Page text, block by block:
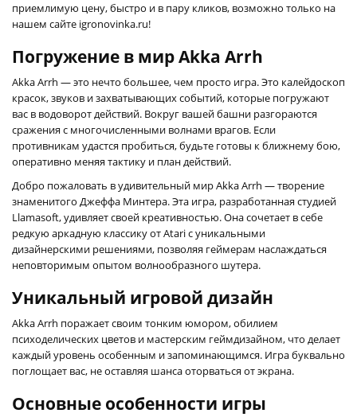
приемлимую цену, быстро и в пару кликов, возможно только на
нашем сайте igronovinka.ru!
Погружение в мир Akka Arrh
Akka Arrh — это нечто большее, чем просто игра. Это калейдоскоп
красок, звуков и захватывающих событий, которые погружают
вас в водоворот действий. Вокруг вашей башни разгораются
сражения с многочисленными волнами врагов. Если
противникам удастся пробиться, будьте готовы к ближнему бою,
оперативно меняя тактику и план действий.
Добро пожаловать в удивительный мир Akka Arrh — творение
знаменитого Джеффа Минтера. Эта игра, разработанная студией
Llamasoft, удивляет своей креативностью. Она сочетает в себе
редкую аркадную классику от Atari с уникальными
дизайнерскими решениями, позволяя геймерам наслаждаться
неповторимым опытом волнообразного шутера.
Уникальный игровой дизайн
Akka Arrh поражает своим тонким юмором, обилием
психоделических цветов и мастерским геймдизайном, что делает
каждый уровень особенным и запоминающимся. Игра буквально
поглощает вас, не оставляя шанса оторваться от экрана.
Основные особенности игры